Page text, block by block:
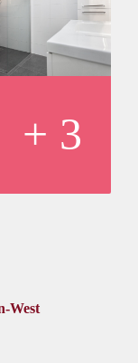
+ 3
West